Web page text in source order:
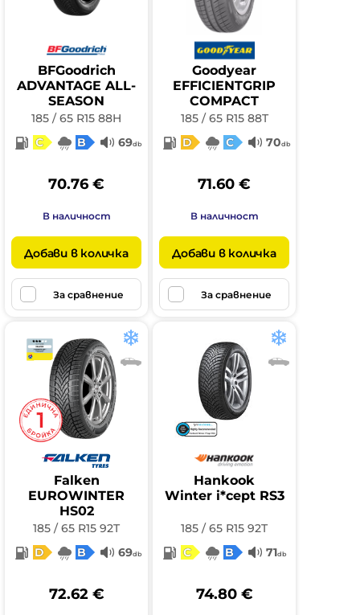
BFGoodrich
ADVANTAGE ALL-
SEASON
185 / 65 R15 88H
C
B 69db
70.76 €
В наличност
Добави в количка
За сравнение
Goodyear
EFFICIENTGRIP
COMPACT
185 / 65 R15 88T
D
C 70db
71.60 €
В наличност
Добави в количка
За сравнение
Falken
EUROWINTER
HS02
185 / 65 R15 92T
D
B 69db
72.62 €
Hankook
Winter i*cept RS3
185 / 65 R15 92T
C
B 71db
74.80 €